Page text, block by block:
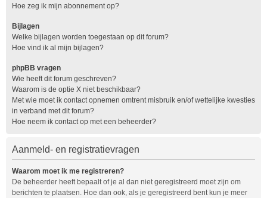
Hoe zeg ik mijn abonnement op?
Bijlagen
Welke bijlagen worden toegestaan op dit forum?
Hoe vind ik al mijn bijlagen?
phpBB vragen
Wie heeft dit forum geschreven?
Waarom is de optie X niet beschikbaar?
Met wie moet ik contact opnemen omtrent misbruik en/of wettelijke kwesties
in verband met dit forum?
Hoe neem ik contact op met een beheerder?
Aanmeld- en registratievragen
Waarom moet ik me registreren?
De beheerder heeft bepaalt of je al dan niet geregistreerd moet zijn om
berichten te plaatsen. Hoe dan ook, als je geregistreerd bent kun je meer